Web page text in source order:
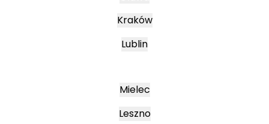
Kraków
Lublin
Mielec
Leszno